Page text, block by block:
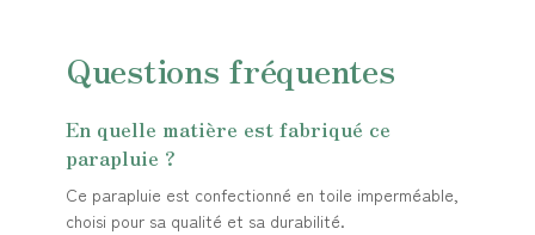
Questions fréquentes
En quelle matière est fabriqué ce
parapluie ?
Ce parapluie est confectionné en toile imperméable,
choisi pour sa qualité et sa durabilité.